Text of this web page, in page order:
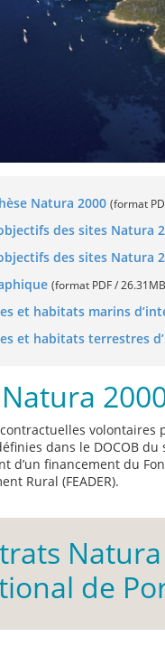
Natura 2000 (format
des sites Natura
des sites Natura
(format PDF /
et habitats marins
et habitats terrestres
contractuelles volontaires
dans le DOCOB du
d’un financement du
Rural (FEADER).
de